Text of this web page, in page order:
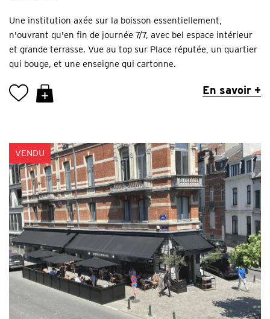
Une institution axée sur la boisson essentiellement,
n'ouvrant qu'en fin de journée 7/7, avec bel espace intérieur
et grande terrasse. Vue au top sur Place réputée, un quartier
qui bouge, et une enseigne qui cartonne.
En savoir +
VENDU